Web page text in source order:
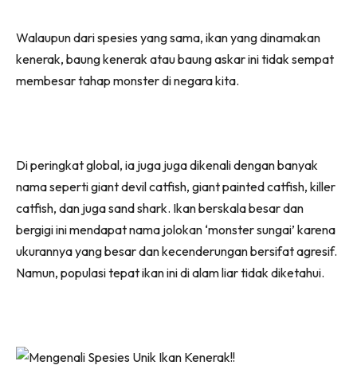
Walaupun dari spesies yang sama, ikan yang dinamakan
kenerak, baung kenerak atau baung askar ini tidak sempat
membesar tahap monster di negara kita.
Di peringkat global, ia juga juga dikenali dengan banyak
nama seperti giant devil catfish, giant painted catfish, killer
catfish, dan juga sand shark. Ikan berskala besar dan
bergigi ini mendapat nama jolokan ‘monster sungai’ karena
ukurannya yang besar dan kecenderungan bersifat agresif.
Namun, populasi tepat ikan ini di alam liar tidak diketahui.